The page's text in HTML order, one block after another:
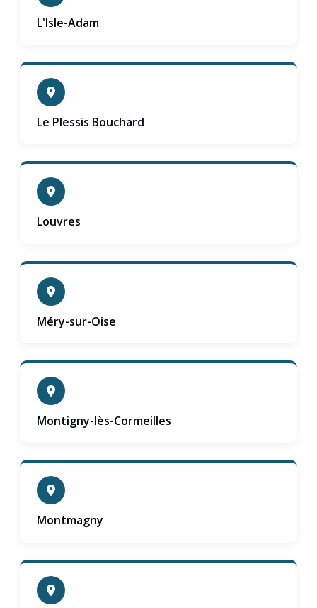
L'Isle-Adam
Le Plessis Bouchard
Louvres
Méry-sur-Oise
Montigny-lès-Cormeilles
Montmagny